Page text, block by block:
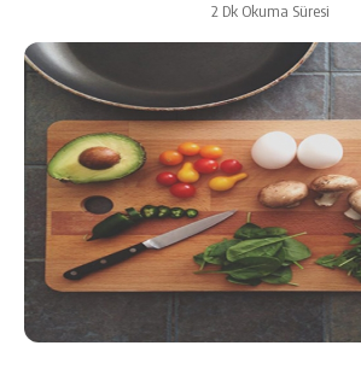
2 Dk Okuma Süresi